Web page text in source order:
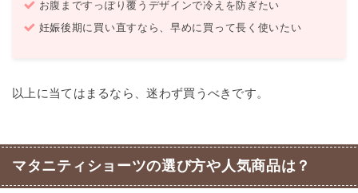
お腹まですっぽり覆うデザインで冷えを防ぎたい
妊娠後期に買い直すなら、早めに買って長く使いたい
以上に当てはまるなら、迷わず買うべきです。
マタニティショーツの選び方や人気商品は？